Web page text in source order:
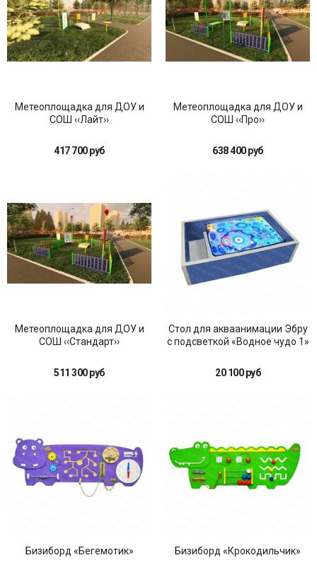
Метеоплощадка для ДОУ и
СОШ ‹‹Лайт››
417 700 руб
Метеоплощадка для ДОУ и
СОШ ‹‹Про››
638 400 руб
Метеоплощадка для ДОУ и
СОШ ‹‹Стандарт››
511 300 руб
Стол для акваанимации Эбру
с подсветкой «Водное чудо 1»
20 100 руб
Бизиборд «Бегемотик» Бизиборд «Крокодильчик»